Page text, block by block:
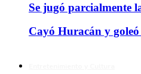
Se jugó parcialmente
Cayó Huracán y goleó